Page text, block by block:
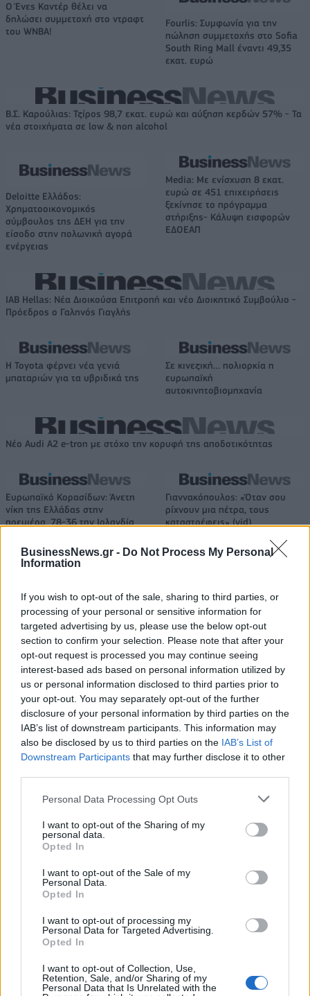
BusinessNews.gr - Do Not Process My Personal
Information
If you wish to opt-out of the sale, sharing to third parties, or
processing of your personal or sensitive information for
targeted advertising by us, please use the below opt-out
section to confirm your selection. Please note that after your
opt-out request is processed you may continue seeing
interest-based ads based on personal information utilized by
us or personal information disclosed to third parties prior to
your opt-out. You may separately opt-out of the further
disclosure of your personal information by third parties on the
IAB’s list of downstream participants. This information may
also be disclosed by us to third parties on the IAB’s List of
Downstream Participants that may further disclose it to other
Personal Data Processing Opt Outs
I want to opt-out of the Sharing of my
personal data.
Opted In
I want to opt-out of the Sale of my
Personal Data.
Opted In
I want to opt-out of processing my
Personal Data for Targeted Advertising.
Opted In
I want to opt-out of Collection, Use,
Retention, Sale, and/or Sharing of my
Personal Data that Is Unrelated with the
Ο Ένες Καντέρ θέλει να
δηλώσει συμμετοχή στο ντραφτ
του WNBA!
Fourlis: Συμφωνία για την
πώληση συμμετοχής στο Sofia
South Ring Mall έναντι 49,35
εκατ. ευρώ
Β.Σ. Καρούλιας: Τζίρος 98,7 εκατ. ευρώ και αύξηση κερδών 57% - Τα
νέα στοιχήματα σε low & non alcohol
Deloitte Ελλάδος:
Χρηματοοικονομικός
σύμβουλος της ΔΕΗ για την
είσοδο στην πολωνική αγορά
ενέργειας
Media: Με ενίσχυση 8 εκατ.
ευρώ σε 451 επιχειρήσεις
ξεκίνησε το πρόγραμμα
στήριξης- Κάλυψη εισφορών
ΕΔΟΕΑΠ
IAB Hellas: Νέα Διοικούσα Επιτροπή και νέο Διοικητικό Συμβούλιο -
Πρόεδρος ο Γαληνός Γιαγλής
Η Toyota φέρνει νέα γενιά
μπαταριών για τα υβριδικά της
Σε κινεζική… πολιορκία η
ευρωπαϊκή
αυτοκινητοβιομηχανία
Νέο Audi A2 e-tron με στόχο την κορυφή της αποδοτικότητας
Ευρωπαϊκό Κορασίδων: Άνετη
νίκη της Ελλάδας στην
πρεμιέρα, 78-36 την Ιρλανδία
Γιαννακόπουλος: «Όταν σου
ρίχνουν μια πέτρα, τους
καταστρέφεις» (vid)
Χρηματοδότηση 8 εκατ. ευρώ
σε 843 μέσα ενημέρωσης-
Ξεκίνησε το πενταετές
πρόγραμμα ενίσχυσης του
Τύπου
Metlen: Ρεκόρ EBITDA στο α'
εξάμηνο, στα 550 εκατ. ευρώ –
Καθαρά κέρδη 313 εκατ. ευρώ
Η Chery επενδύει 75 εκατ. δολάρια στην KG Mobility
Το FIAT 500 Hybrid τώρα από
Ατρόμητος και Novibet
συνεργασίας τους μέχρι το
18η συνεχόμενη χρονιά για τον ΟΤΕ στη διεθνή σειρά δεικτών
πύλες του σε όλους